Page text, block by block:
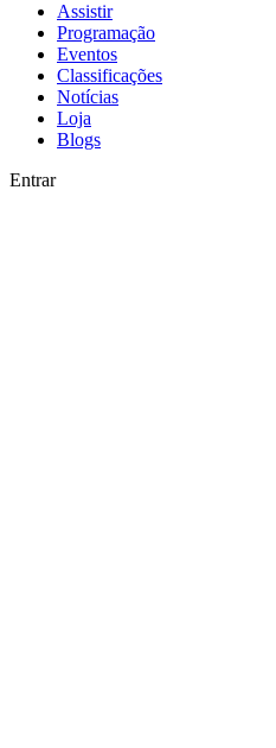
Assistir
Programação
Eventos
Classificações
Notícias
Loja
Blogs
Entrar